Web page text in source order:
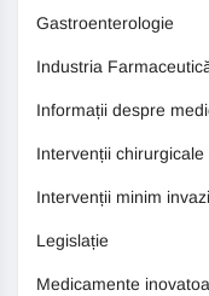
Gastroenterologie
Industria
Informații despre
Intervenții
Intervenții minim
Legislație
Medicamente